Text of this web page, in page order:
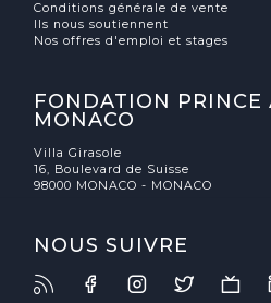
Conditions générale de vente
Ils nous soutiennent
Nos offres d'emploi et stages
FONDATION PRINCE
MONACO
Villa Girasole
16, Boulevard de Suisse
98000 MONACO - MONACO
NOUS SUIVRE